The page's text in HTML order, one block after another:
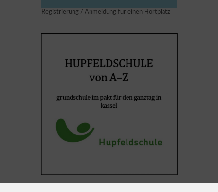
Registrierung / Anmeldung für einen Hortplatz